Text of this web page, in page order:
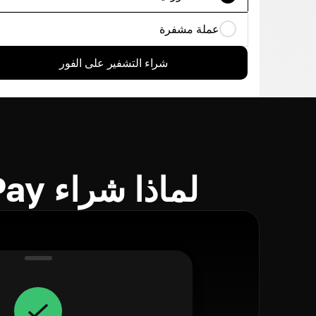
عملة مشفرة
شراء التشفير على الفور
لماذا شراء Alchemy Pay باستخدام Cryptomus؟